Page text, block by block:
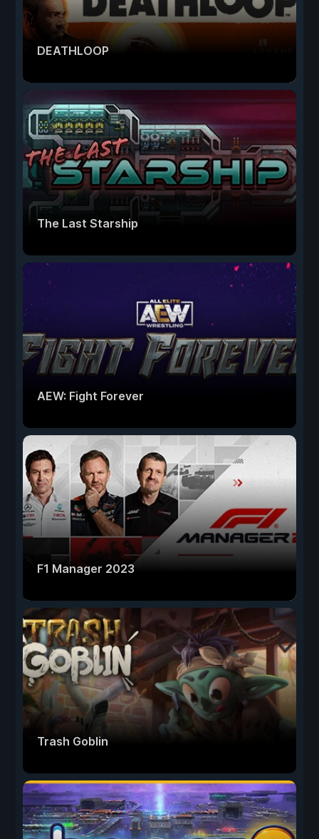
DEATHLOOP
The Last Starship
AEW: Fight Forever
F1 Manager 2023
Trash Goblin